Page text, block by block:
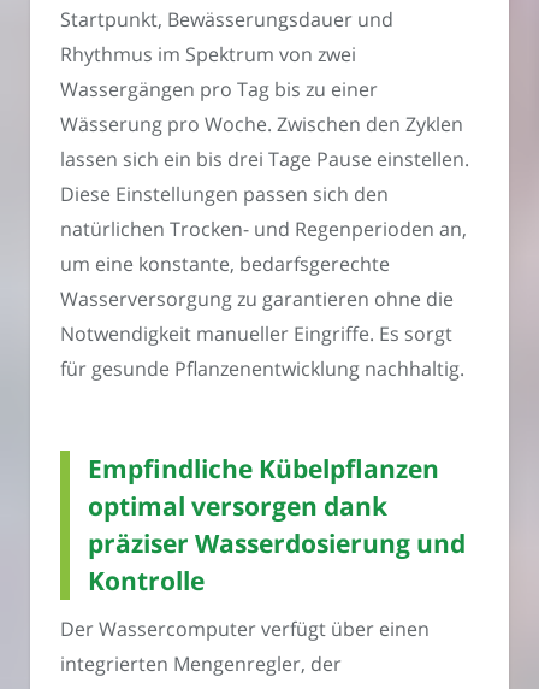
Startpunkt, Bewässerungsdauer und
Rhythmus im Spektrum von zwei
Wassergängen pro Tag bis zu einer
Wässerung pro Woche. Zwischen den Zyklen
lassen sich ein bis drei Tage Pause einstellen.
Diese Einstellungen passen sich den
natürlichen Trocken- und Regenperioden an,
um eine konstante, bedarfsgerechte
Wasserversorgung zu garantieren ohne die
Notwendigkeit manueller Eingriffe. Es sorgt
für gesunde Pflanzenentwicklung nachhaltig.
Empfindliche Kübelpflanzen
optimal versorgen dank
präziser Wasserdosierung und
Kontrolle
Der Wassercomputer verfügt über einen
integrierten Mengenregler, der